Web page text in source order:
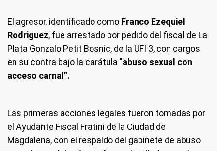
El agresor, identificado como Franco Ezequiel
Rodriguez, fue arrestado por pedido del fiscal de La
Plata Gonzalo Petit Bosnic, de la UFI 3, con cargos
en su contra bajo la carátula "abuso sexual con
acceso carnal”.
Las primeras acciones legales fueron tomadas por
el Ayudante Fiscal Fratini de la Ciudad de
Magdalena, con el respaldo del gabinete de abuso